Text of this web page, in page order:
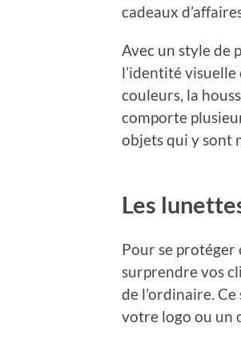
cadeaux
Avec un style de
l’identité
couleurs, la
comporte
objets qui y sont
Les
Pour se protéger
surprendre vos
de l’ordinaire.
votre logo ou un